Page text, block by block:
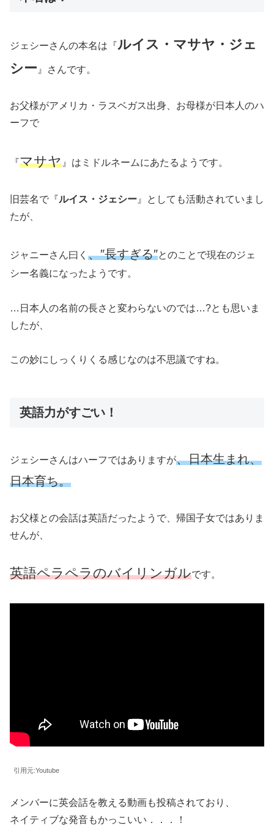
ジェシーさんの本名は『ルイス・マサヤ・ジェ
シー 』さんです。
お父様がアメリカ・ラスベガス出身、お母様が日本人のハ
ーフで
『マサヤ 』はミドルネームにあたるようです。
旧芸名で『ルイス・ジェシー 』としても活動されていまし
たが、
ジャニーさん曰く 、″長すぎる″とのことで現在のジェ
シー名義になったようです。
…日本人の名前の長さと変わらないのでは…?とも思いま
したが、
この妙にしっくりくる感じなのは不思議ですね。
英語力がすごい！
ジェシーさんはハーフではありますが、日本生まれ、
日本育ち。
お父様との会話は英語だったようで、帰国子女ではありま
せんが、
英語ペラペラのバイリンガルです。
引用元:Youtube
メンバーに英会話を教える動画も投稿されており、
ネイティブな発音もかっこいい．．．！